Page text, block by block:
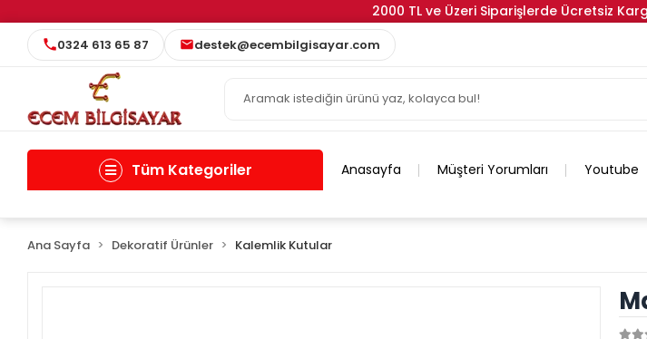
2000 TL ve Üzeri Siparişlerde Ücretsiz
0324 613 65 87 destek@ecembilgisayar.com
Tüm Kategoriler Anasayfa Müşteri Yorumları Youtube
Ana Sayfa Dekoratif Ürünler Kalemlik Kutular